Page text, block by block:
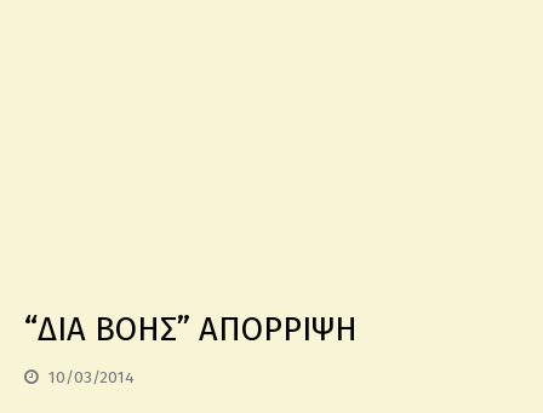
“ΔΙΑ ΒΟΗΣ” ΑΠΟΡΡΙΨΗ
10/03/2014